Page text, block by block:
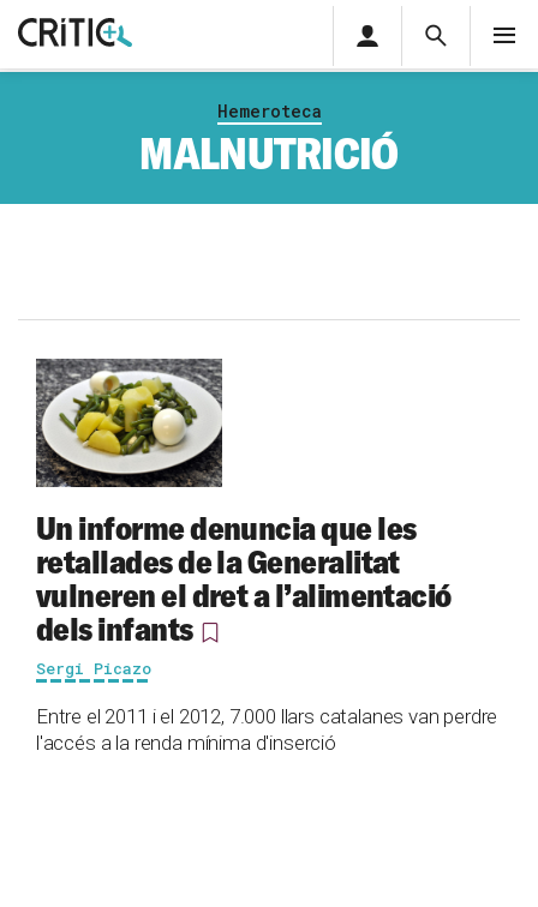
Cerca
Cerca
privada
Hemeroteca
MALNUTRICIÓ
Un informe denuncia que les
retallades de la Generalitat
vulneren el dret a l’alimentació
dels infants
Sergi Picazo
Entre el 2011 i el 2012, 7.000 llars catalanes van perdre
l'accés a la renda mínima d'inserció